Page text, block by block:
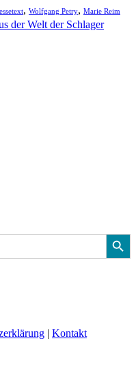
, Wolfgang Petry, Marie Reim
Search Button
| Kontakt